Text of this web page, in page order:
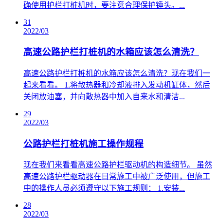
确使用护栏打桩机时，要注意合理保护锤头。...
31
2022/03
高速公路护栏打桩机的水箱应该怎么清洗？
​高速公路护栏打桩机的水箱应该怎么清洗？现在我们一
起来看看。 1.将散热器和冷却液排入发动机缸体，然后
关闭放油塞，并向散热器中加入自来水和清洁...
29
2022/03
公路护栏打桩机施工操作规程
​现在我们来看看高速公路护栏驱动机的构造细节。 虽然
高速公路护栏驱动器在日常施工中被广泛使用，但施工
中的操作人员必须遵守以下施工规则： 1.安装...
28
2022/03